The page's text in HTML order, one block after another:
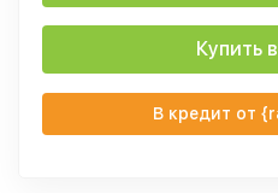
Купить
В кредит от